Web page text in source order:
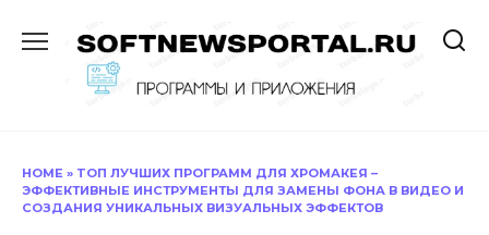
содержанию
HOME » TОП ЛУЧШИХ ПРОГРАММ ДЛЯ ХРОМАКЕЯ –
ЭФФЕКТИВНЫЕ ИНСТРУМЕНТЫ ДЛЯ ЗАМЕНЫ ФОНА В ВИДЕО И
СОЗДАНИЯ УНИКАЛЬНЫХ ВИЗУАЛЬНЫХ ЭФФЕКТОВ